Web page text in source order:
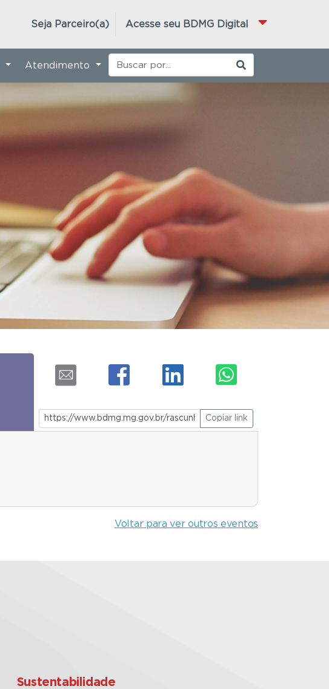
Acesse seu BDMG Digital
Seja Parceiro(a)
Atendimento
Copiar link
Voltar para ver outros eventos
Sustentabilidade